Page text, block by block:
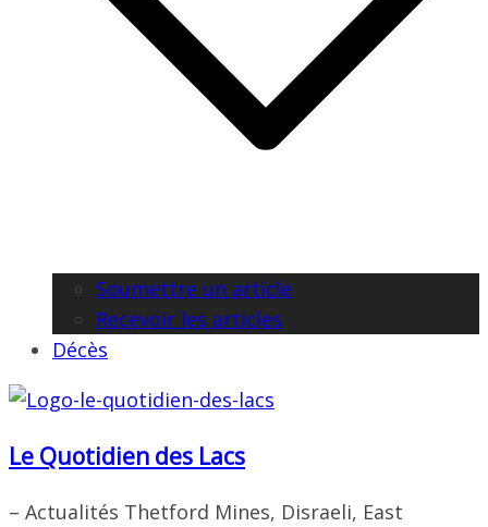
Soumettre un article
Recevoir les articles
Décès
Le Quotidien des Lacs
– Actualités Thetford Mines, Disraeli, East